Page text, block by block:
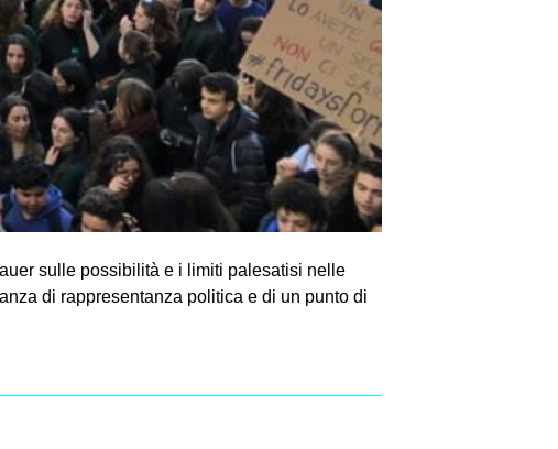
sulle possibilità e i limiti palesatisi nelle
di rappresentanza politica e di un punto di